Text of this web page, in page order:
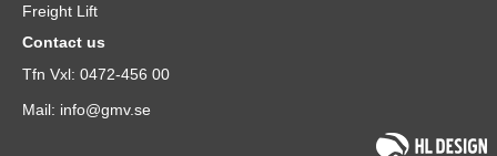
Freight Lift
Contact us
Tfn Vxl: 0472-456 00
Mail: info@gmv.se